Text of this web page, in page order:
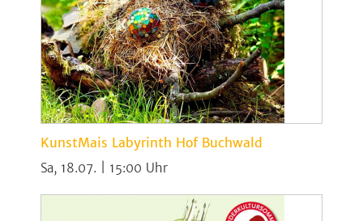
KunstMais Labyrinth Hof Buchwald
Sa, 18.07. | 15:00